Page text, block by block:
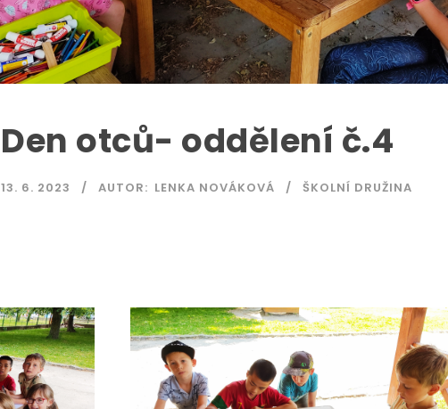
Den otců- oddělení č.4
13. 6. 2023 AUTOR: LENKA NOVÁKOVÁ ŠKOLNÍ DRUŽINA